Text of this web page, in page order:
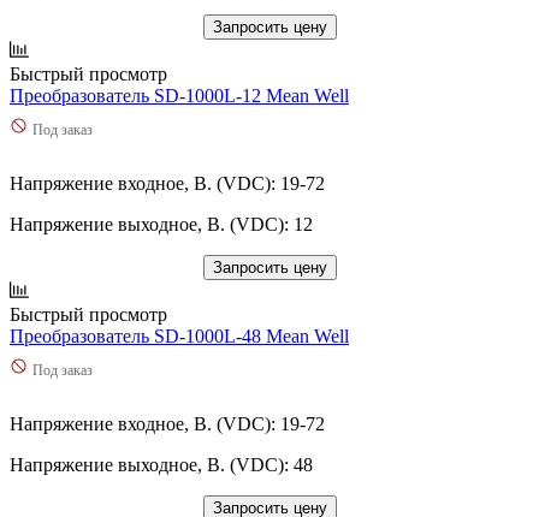
Запросить цену
Быстрый просмотр
Преобразователь SD-1000L-12 Mean Well
Под заказ
Напряжение входное, В. (VDC): 19-72
Напряжение выходное, В. (VDC): 12
Запросить цену
Быстрый просмотр
Преобразователь SD-1000L-48 Mean Well
Под заказ
Напряжение входное, В. (VDC): 19-72
Напряжение выходное, В. (VDC): 48
Запросить цену